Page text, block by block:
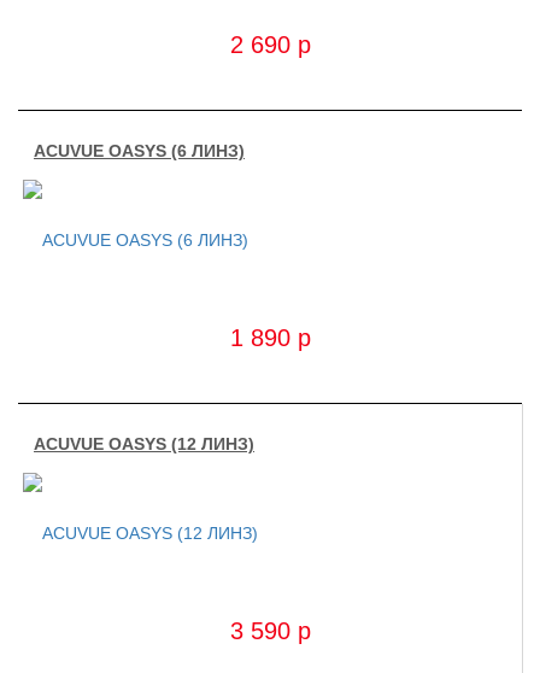
2 690 p
ACUVUE OASYS (6 ЛИНЗ)
1 890 p
ACUVUE OASYS (12 ЛИНЗ)
3 590 p